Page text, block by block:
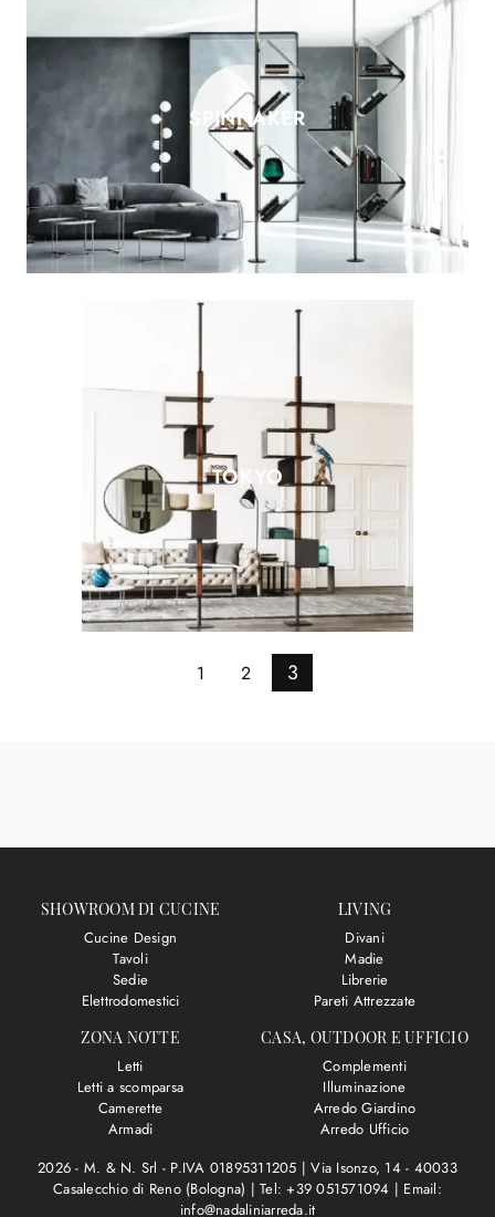
SPINNAKER
TOKYO
1 2 3
SHOWROOM DI CUCINE
Cucine Design
Tavoli
Sedie
Elettrodomestici
LIVING
Divani
Madie
Librerie
Pareti Attrezzate
ZONA NOTTE
Letti
Letti a scomparsa
Camerette
Armadi
CASA, OUTDOOR E UFFICIO
Complementi
Illuminazione
Arredo Giardino
Arredo Ufficio
2026 - M. & N. Srl - P.IVA 01895311205 |Via Isonzo, 14 - 40033
Casalecchio di Reno (Bologna) |Tel: +39 051571094 | Email:
info@nadaliniarreda.it